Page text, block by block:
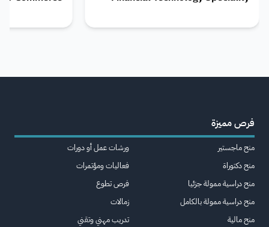
فرص مميزة
منح ماجستير
منح دكتوراة
منح دراسية ممولة جزئيا
منح دراسية ممولة بالكامل
منح مالية
ورشات عمل أو دورات
فعاليات ومؤتمرات
فرص تطوع
زمالات
تدريب مهني وتقني